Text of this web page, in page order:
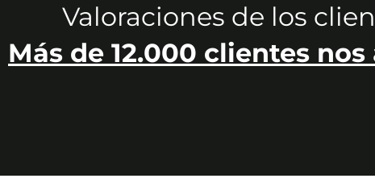
Valoraciones de los
Más de 12.000 clientes nos